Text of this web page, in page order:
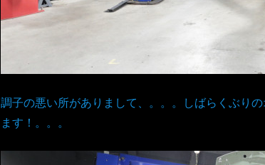
調子の悪い所がありまして、。。。しばらくぶり
ます！。。。